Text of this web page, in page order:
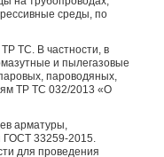
среды, по
ТС. В частности, в
и пылегазовые
пароводяных,
ТР ТС 032/2013 «О
арматуры,
ГОСТ 33259-2015.
для проведения